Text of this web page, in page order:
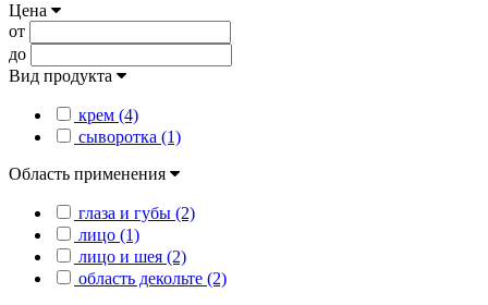
Цена
от
до
Вид продукта
крем (4)
сыворотка (1)
Область применения
глаза и губы (2)
лицо (1)
лицо и шея (2)
область декольте (2)